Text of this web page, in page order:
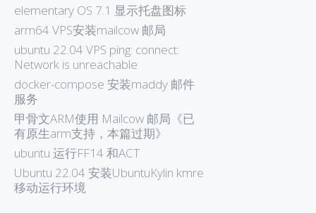
elementary OS 7.1 显示托盘图标
arm64 VPS安装mailcow 邮局
ubuntu 22.04 VPS ping: connect:
Network is unreachable
docker-compose 安装maddy 邮件
服务
甲骨文ARM使用 Mailcow 邮局《已
有原生arm支持，本篇过期》
ubuntu 运行FF14 和ACT
Ubuntu 22.04 安装UbuntuKylin kmre
移动运行环境